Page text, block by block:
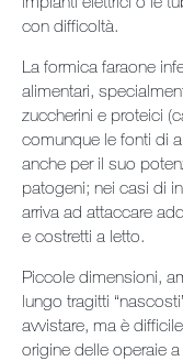
con difficoltà.
La formica faraone
alimentari,
zuccherini e proteici
comunque le fonti di
anche per il suo
patogeni; nei casi di
arriva ad attaccare
e costretti a letto.
Piccole dimensioni,
lungo tragitti
avvistare, ma è
origine delle operaie